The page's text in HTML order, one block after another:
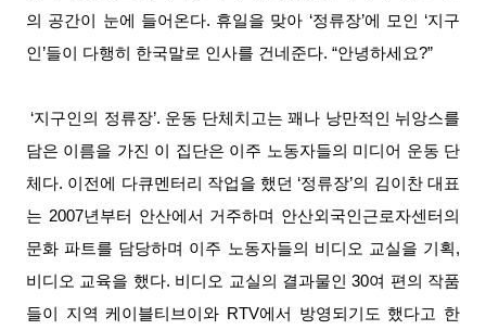
의 공간이 눈에 들어온다. 휴일을 맞아 ‘정류장’에 모인 ‘지구
인’들이 다행히 한국말로 인사를 건네준다. “안녕하세요?”
‘지구인의 정류장’. 운동 단체치고는 꽤나 낭만적인 뉘앙스를
담은 이름을 가진 이 집단은 이주 노동자들의 미디어 운동 단
체다. 이전에 다큐멘터리 작업을 했던 ‘정류장’의 김이찬 대표
는 2007년부터 안산에서 거주하며 안산외국인근로자센터의
문화 파트를 담당하며 이주 노동자들의 비디오 교실을 기획,
비디오 교육을 했다. 비디오 교실의 결과물인 30여 편의 작품
들이 지역 케이블티브이와 RTV에서 방영되기도 했다고 한